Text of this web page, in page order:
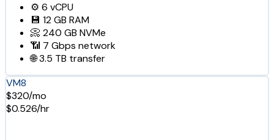
⚙️ 6 vCPU
💾 12 GB RAM
📀 240 GB NVMe
📶 7 Gbps network
🌐3.5 TB transfer
VM8
$320/mo
$0.526/hr